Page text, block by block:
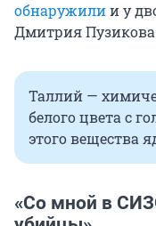
обнаружилии у
Дмитрия
Таллий —
белого цвета с
этого вещества
«Со мной в